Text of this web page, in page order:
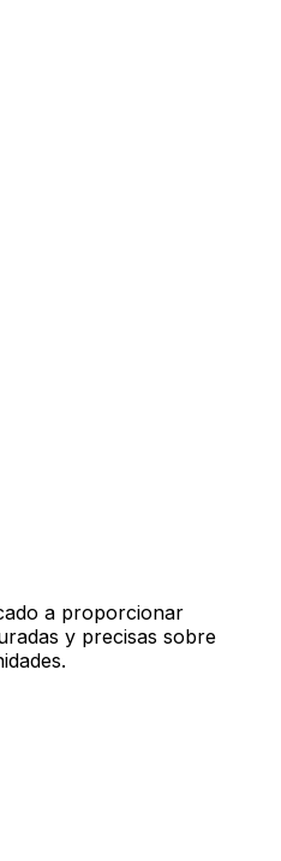
a proporcionar
y precisas sobre